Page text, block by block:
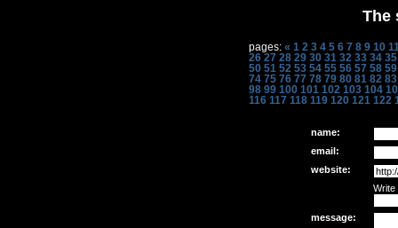
The
pages: « 1 2 3 4 5 6 7 8 9 10
26 27 28 29 30 31 32 33 34 35
50 51 52 53 54 55 56 57 58 59
74 75 76 77 78 79 80 81 82 83
98 99 100 101 102 103 104
116 117 118 119 120 121 122
name:
email:
website:
Write
message: